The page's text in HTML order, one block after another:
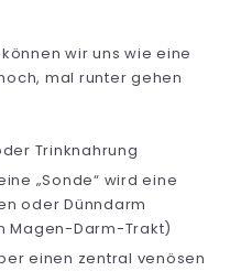
wir uns wie eine
mal runter gehen
Trinknahrung
„Sonde“ wird eine
oder Dünndarm
Magen-Darm-Trakt)
einen zentral venösen